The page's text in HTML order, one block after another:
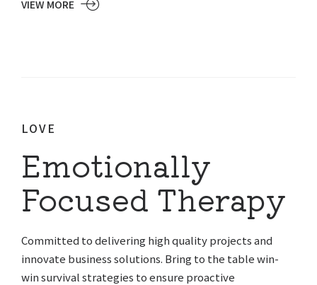
VIEW MORE
LOVE
Emotionally
Focused Therapy
Committed to delivering high quality projects and
innovate business solutions. Bring to the table win-
win survival strategies to ensure proactive